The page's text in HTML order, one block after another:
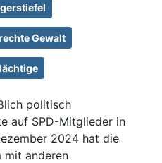
Gewalt
politisch
auf SPD-Mitglieder in
2024 hat die
mit anderen